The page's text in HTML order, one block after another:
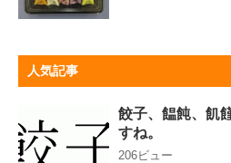
人気記事
餃子、饂飩、飢
すね。
206ビュー